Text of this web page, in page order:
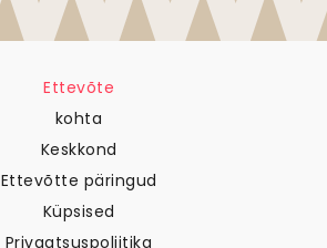
Ettevõte
kohta
Keskkond
Ettevõtte päringud
Küpsised
Privaatsuspoliitika